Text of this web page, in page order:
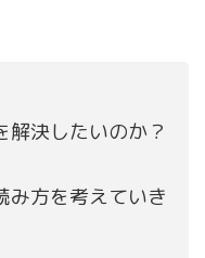
解決したいのか？
み方を考えていき